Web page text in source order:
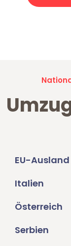
EU-Ausland
Italien
Österreich
Serbien